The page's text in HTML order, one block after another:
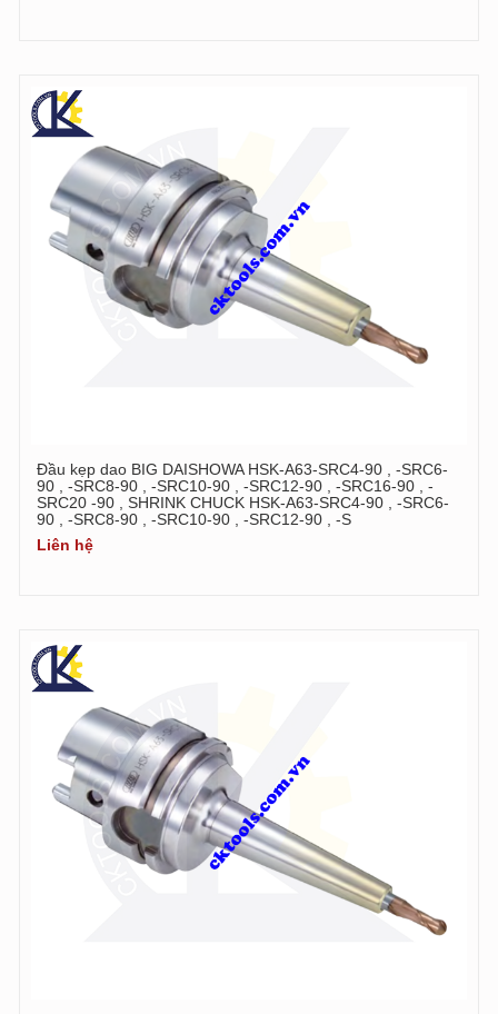
Đầu kẹp dao BIG DAISHOWA HSK-A63-SRC4-90 , -SRC6-
90 , -SRC8-90 , -SRC10-90 , -SRC12-90 , -SRC16-90 , -
SRC20 -90 , SHRINK CHUCK HSK-A63-SRC4-90 , -SRC6-
90 , -SRC8-90 , -SRC10-90 , -SRC12-90 , -S
Liên hệ